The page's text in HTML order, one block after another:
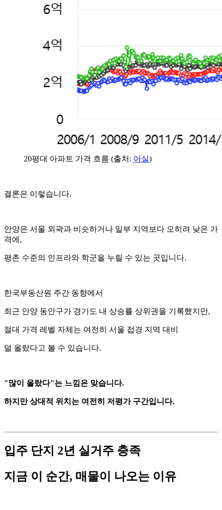
20평대 아파트 가격 흐름 (출처: 아실)
결론은 이렇습니다.
안양은 서울 외곽과 비슷하거나 일부 지역보다 오히려 낮은 가
격에,
평촌 수준의 인프라와 학군을 누릴 수 있는 곳입니다.
한국부동산원 주간 동향에서
최근 안양 동안구가 경기도 내 상승률 상위권을 기록했지만,
절대 가격 레벨 자체는 여전히 서울 접경 지역 대비
덜 올랐다고 볼 수 있습니다.
"많이 올랐다"는 느낌은 맞습니다.
하지만 상대적 위치는 여전히 저평가 구간입니다.
입주 단지 2년 실거주 충족
지금 이 순간, 매물이 나오는 이유